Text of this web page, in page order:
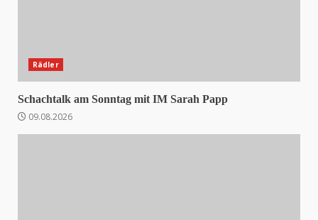
Rädler
Schachtalk am Sonntag mit IM Sarah Papp
09.08.2026